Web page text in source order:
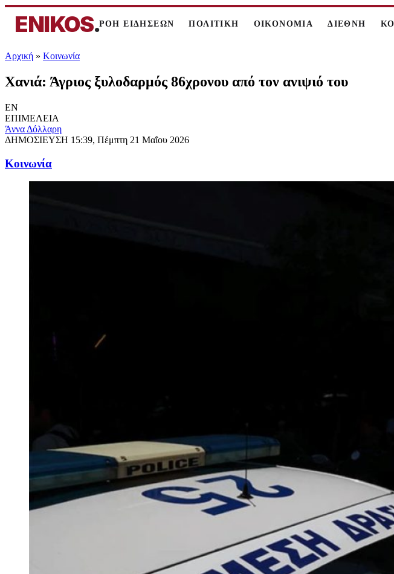
ENIKOS.ΡΟΗ ΕΙΔΗΣΕΩΝ ΠΟΛΙΤΙΚΗ ΟΙΚΟΝΟΜΙΑ ΔΙΕΘΝΗ
Αρχική » Κοινωνία
Χανιά: Άγριος ξυλοδαρμός 86χρονου από τον ανιψιό του
EN
ΕΠΙΜΕΛΕΙΑ
Άννα Δόλλαρη
ΔΗΜΟΣΙΕΥΣΗ 15:39, Πέμπτη 21 Μαΐου 2026
Κοινωνία